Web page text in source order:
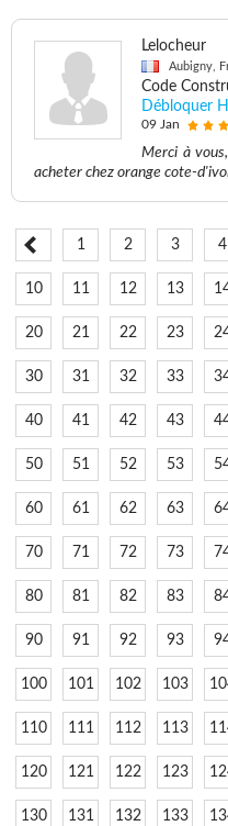
Lelocheur
Aubigny,
Code
Débloquer
09 Jan
Merci à
acheter chez orange cote-
1 2 3 4
10 11 12 13
20 21 22 23
30 31 32 33
40 41 42 43
50 51 52 53
60 61 62 63
70 71 72 73
80 81 82 83
90 91 92 93
100 101 102 103
110 111 112 113
120 121 122 123
130 131 132 133